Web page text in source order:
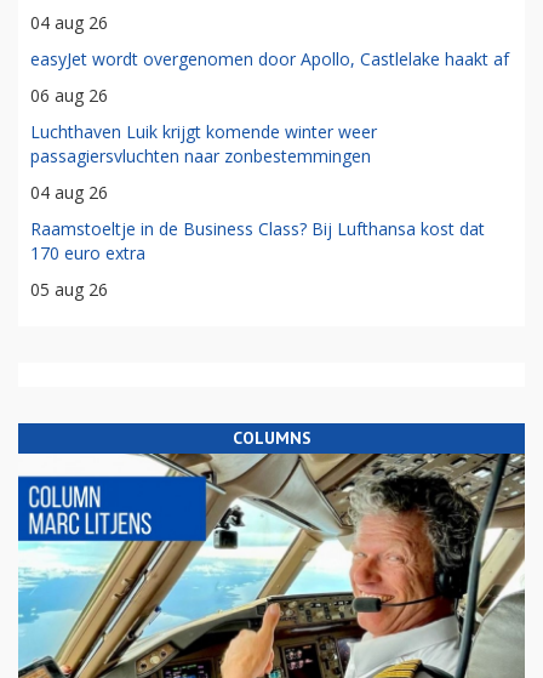
04 aug 26
easyJet wordt overgenomen door Apollo, Castlelake haakt af
06 aug 26
Luchthaven Luik krijgt komende winter weer
passagiersvluchten naar zonbestemmingen
04 aug 26
Raamstoeltje in de Business Class? Bij Lufthansa kost dat
170 euro extra
05 aug 26
COLUMNS